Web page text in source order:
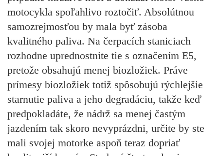
motocykla spoľahlivo roztočiť. Absolútnou
samozrejmosťou by mala byť zásoba
kvalitného paliva. Na čerpacích staniciach
rozhodne uprednostnite tie s označením E5,
pretože obsahujú menej biozložiek. Práve
prímesy biozložiek totiž spôsobujú rýchlejšie
starnutie paliva a jeho degradáciu, takže keď
predpokladáte, že nádrž sa menej častým
jazdením tak skoro nevyprázdni, určite by ste
mali svojej motorke aspoň teraz dopriať